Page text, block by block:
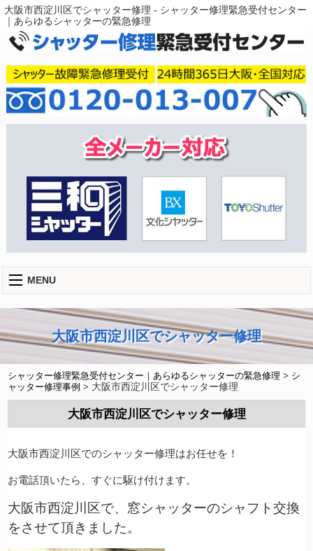
大阪市西淀川区でシャッター修理 - シャッター修理緊急受付センター
｜あらゆるシャッターの緊急修理
MENU
大阪市西淀川区でシャッター修理
シャッター修理緊急受付センター｜あらゆるシャッターの緊急修理 > シ
ャッター修理事例 > 大阪市西淀川区でシャッター修理
大阪市西淀川区でシャッター修理
大阪市西淀川区でのシャッター修理はお任せを！
お電話頂いたら、すぐに駆け付けます。
大阪市西淀川区で、窓シャッターのシャフト交換
をさせて頂きました。